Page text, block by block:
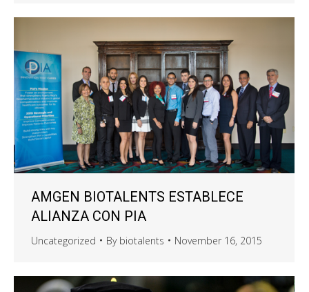
AMGEN BIOTALENTS ESTABLECE
ALIANZA CON PIA
Uncategorized By biotalents November 16, 2015